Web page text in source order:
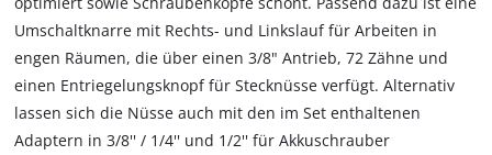
Umschaltknarre mit Rechts- und Linkslauf für Arbeiten in
engen Räumen, die über einen 3/8" Antrieb, 72 Zähne und
einen Entriegelungsknopf für Stecknüsse verfügt. Alternativ
lassen sich die Nüsse auch mit den im Set enthaltenen
Adaptern in 3/8'' / 1/4'' und 1/2'' für Akkuschrauber